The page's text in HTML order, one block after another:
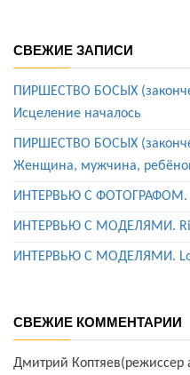
СВЕЖИЕ ЗАПИСИ
ПИРШЕСТВО БОСЫХ
Исцеление началось
ПИРШЕСТВО БОСЫХ
Женщина, мужчина,
ИНТЕРВЬЮ С ФОТОГРАФОМ.
ИНТЕРВЬЮ С МОДЕЛЯМИ.
ИНТЕРВЬЮ С МОДЕЛЯМИ.
СВЕЖИЕ КОММЕНТАРИИ
Дмитрий Коптяев(режиссер